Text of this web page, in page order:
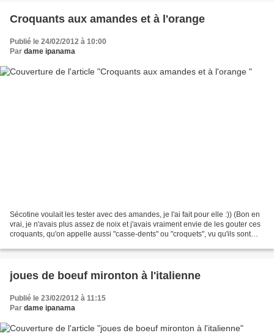
Croquants aux amandes et à l'orange
Publié le 24/02/2012 à 10:00
Par dame ipanama
Sécotine voulait les tester avec des amandes, je l'ai fait pour elle :)) (Bon en
vrai, je n'avais plus assez de noix et j'avais vraiment envie de les gouter ces
croquants, qu'on appelle aussi "casse-dents" ou "croquets", vu qu'ils sont
joues de boeuf mironton à l'italienne
Publié le 23/02/2012 à 11:15
Par dame ipanama